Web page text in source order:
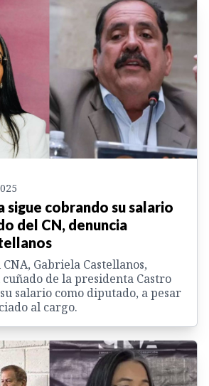
sigue cobrando su salario
del CN, denuncia
Gabriela Castellanos,
de la presidenta Castro
salario como diputado, a pesar
al cargo.